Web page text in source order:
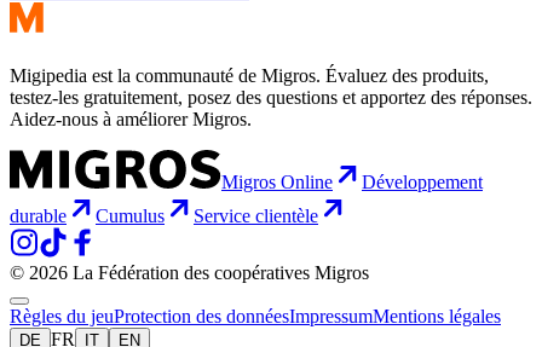
Migipedia est la communauté de Migros. Évaluez des produits,
testez-les gratuitement, posez des questions et apportez des réponses.
Aidez-nous à améliorer Migros.
Migros Online
Développement
durable
Cumulus Service clientèle
© 2026 La Fédération des coopératives Migros
Règles du jeuProtection des donnéesImpressumMentions légales
DE FR IT EN